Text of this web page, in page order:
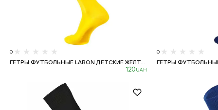
0
ГЕТРЫ ФУТБОЛЬНЫЕ LABON ДЕТСКИЕ ЖЕЛТ...
120UAH
0
ГЕТРЫ